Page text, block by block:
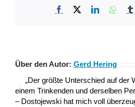
Facebook LinkedIn
Über den Autor: Gerd Hering
„Der größte Unterschied auf der
einem Trinkenden und derselben
– Dostojewski hat mich voll